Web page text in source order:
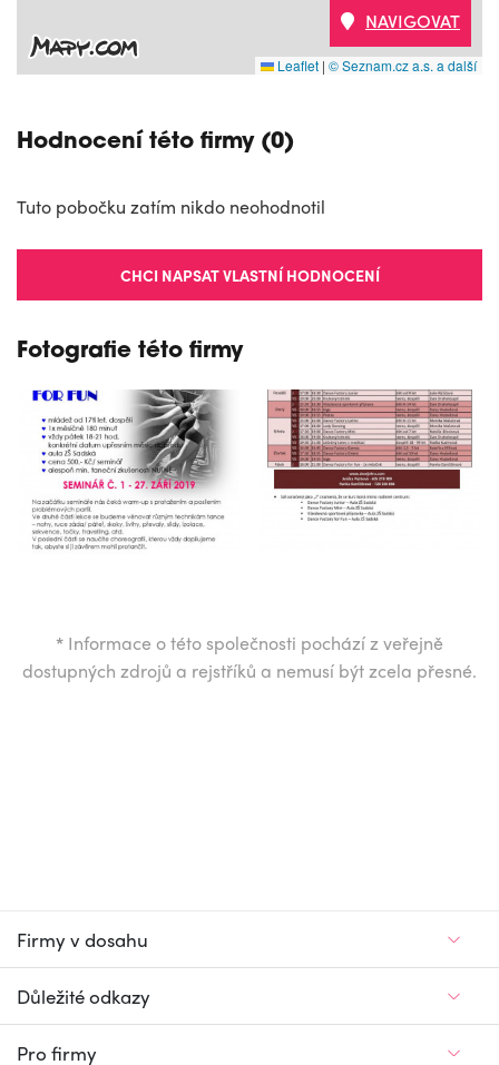
Leaflet | © Seznam.cz a.s. a další
NAVIGOVAT
Hodnocení této firmy (0)
Tuto pobočku zatím nikdo neohodnotil
CHCI NAPSAT VLASTNÍ HODNOCENÍ
Fotografie této firmy
* Informace o této společnosti pochází z veřejně
dostupných zdrojů a rejstříků a nemusí být zcela přesné.
Firmy v dosahu
Důležité odkazy
Pro firmy